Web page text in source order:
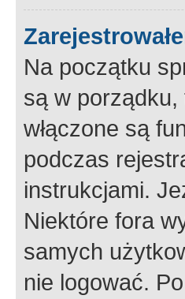
Na początku
są w
włączone są
podczas
instrukcjami.
Niektóre fora
samych
nie logować.